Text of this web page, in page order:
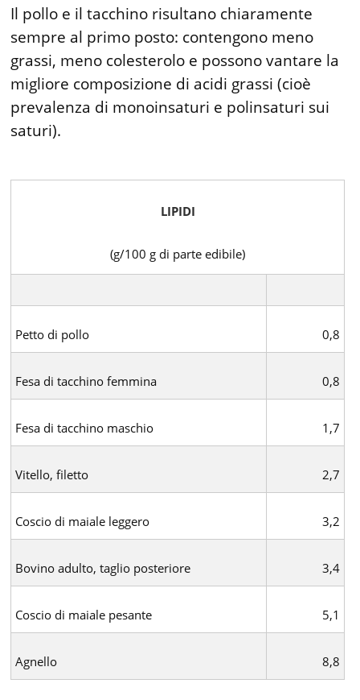
Il pollo e il tacchino risultano chiaramente
sempre al primo posto: contengono meno
grassi, meno colesterolo e possono vantare la
migliore composizione di acidi grassi (cioè
prevalenza di monoinsaturi e polinsaturi sui
saturi).
LIPIDI
(g/100 g di parte edibile)
Petto di pollo 0,8
Fesa di tacchino femmina 0,8
Fesa di tacchino maschio 1,7
Vitello, filetto 2,7
Coscio di maiale leggero 3,2
Bovino adulto, taglio posteriore 3,4
Coscio di maiale pesante 5,1
Agnello 8,8